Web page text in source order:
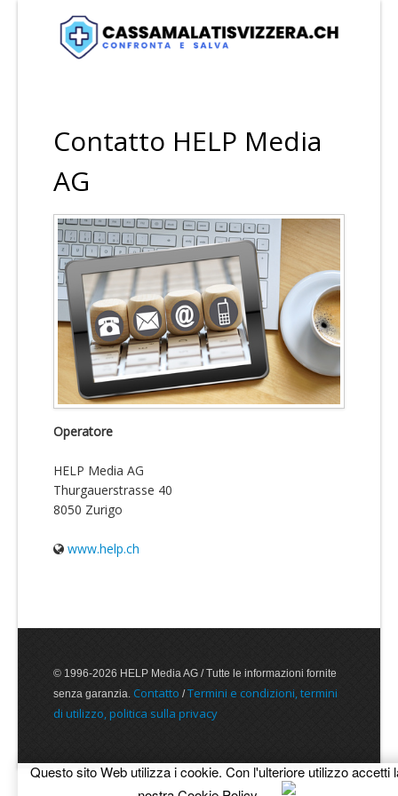
Contatto HELP Media
AG
Operatore
HELP Media AG
Thurgauerstrasse 40
8050 Zurigo
www.help.ch
© 1996-2026 HELP Media AG / Tutte le informazioni fornite
senza garanzia. Contatto /Termini e condizioni, termini
di utilizzo, politica sulla privacy
Questo sito Web utilizza i cookie. Con l'ulteriore utilizzo accetti